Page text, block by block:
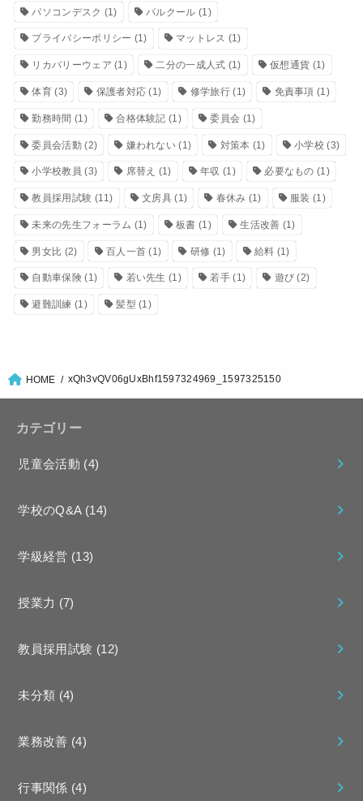
パソコンデスク (1) パルクール (1)
プライバシーポリシー (1) マットレス (1)
リカバリーウェア (1) 二分の一成人式 (1) 仮想通貨 (1)
体育 (3) 保護者対応 (1) 修学旅行(1) 免責事項 (1)
勤務時間 (1) 合格体験記 (1) 委員会 (1)
委員会活動(2) 嫌われない (1) 対策本 (1) 小学校 (3)
小学校教員 (3) 席替え (1) 年収 (1) 必要なもの (1)
教員採用試験 (11) 文房具 (1) 春休み (1) 服装 (1)
未来の先生フォーラム (1) 板書 (1) 生活改善 (1)
男女比 (2) 百人一首 (1) 研修 (1) 給料 (1)
自動車保険(1) 若い先生 (1) 若手(1) 遊び (2)
避難訓練 (1) 髪型 (1)
HOME xQh3vQV06gUxBhf1597324969_1597325150
カテゴリー
児童会活動 (4)
学校のQ&A (14)
学級経営 (13)
授業力 (7)
教員採用試験 (12)
未分類 (4)
業務改善 (4)
行事関係 (4)